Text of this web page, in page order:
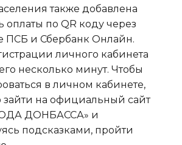
также добавлена
оплаты по QR коду через
ПСБ и Сбербанк Онлайн.
личного кабинета
несколько минут. Чтобы
в личном кабинете,
на официальный сайт
ДОНБАССА» и
подсказками, пройти